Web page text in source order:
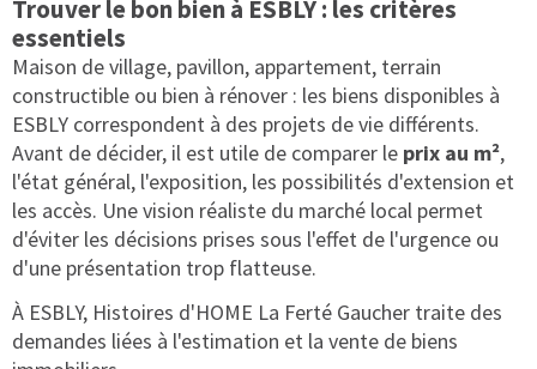
Trouver le bon bien à ESBLY : les critères
essentiels
Maison de village, pavillon, appartement, terrain
constructible ou bien à rénover : les biens disponibles à
ESBLY correspondent à des projets de vie différents.
Avant de décider, il est utile de comparer le prix au m²,
l'état général, l'exposition, les possibilités d'extension et
les accès. Une vision réaliste du marché local permet
d'éviter les décisions prises sous l'effet de l'urgence ou
d'une présentation trop flatteuse.
À ESBLY, Histoires d'HOME La Ferté Gaucher traite des
demandes liées à l'estimation et la vente de biens